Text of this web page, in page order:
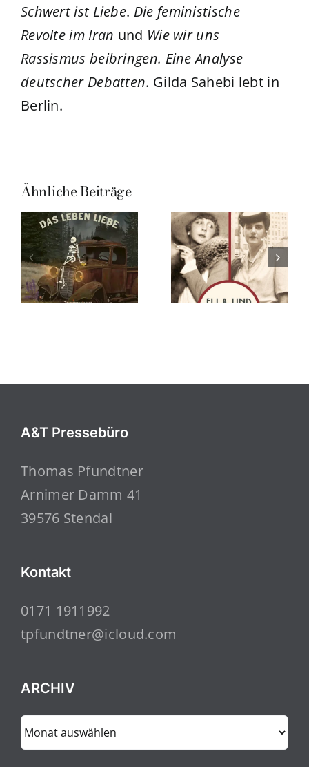
Schwert ist Liebe. Die feministische
Revolte im Iran und Wie wir uns
Rassismus beibringen. Eine Analyse
deutscher Debatten. Gilda Sahebi lebt in
Berlin.
Ähnliche Beiträge
A&T Pressebüro
Thomas Pfundtner
Arnimer Damm 41
39576 Stendal
Kontakt
0171 1911992
tpfundtner@icloud.com
ARCHIV
ARCHIV